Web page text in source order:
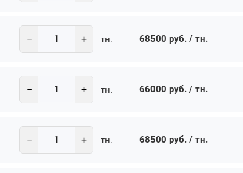
− + тн. 68500 руб. / тн.
− + тн. 66000 руб. / тн.
− + тн. 68500 руб. / тн.